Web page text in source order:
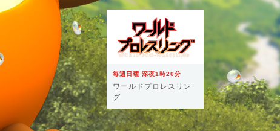
毎週日曜 深夜1時20分
ワールドプロレスリン
グ